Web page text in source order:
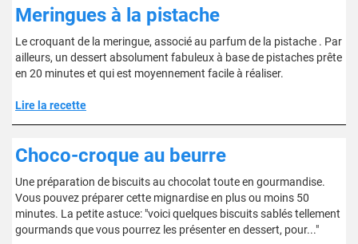
Meringues à la pistache
Le croquant de la meringue, associé au parfum de la pistache . Par
ailleurs, un dessert absolument fabuleux à base de pistaches prête
en 20 minutes et qui est moyennement facile à réaliser.
Lire la recette
Choco-croque au beurre
Une préparation de biscuits au chocolat toute en gourmandise.
Vous pouvez préparer cette mignardise en plus ou moins 50
minutes. La petite astuce: "voici quelques biscuits sablés tellement
gourmands que vous pourrez les présenter en dessert, pour..."